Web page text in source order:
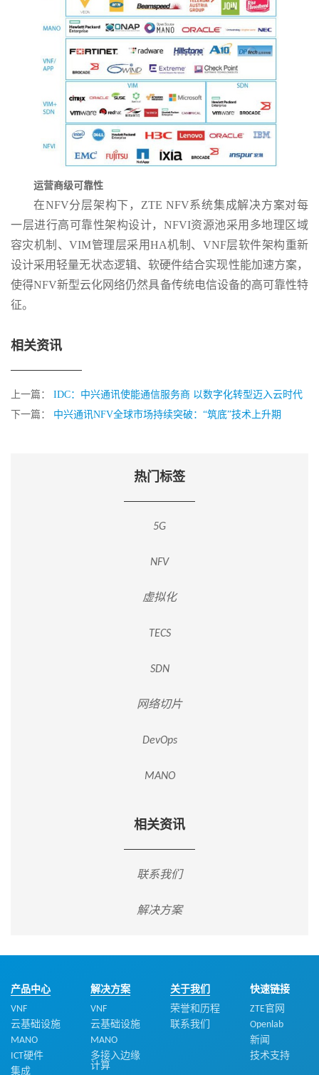
运营商级可靠性
在NFV分层架构下，ZTE NFV系统集成解决方案对每
一层进行高可靠性架构设计，NFVI资源池采用多地理区域
容灾机制、VIM管理层采用HA机制、VNF层软件架构重新
设计采用轻量无状态逻辑、软硬件结合实现性能加速方案，
使得NFV新型云化网络仍然具备传统电信设备的高可靠性特
征。
相关资讯
上一篇： IDC：中兴通讯使能通信服务商 以数字化转型迈入云时代
下一篇： 中兴通讯NFV全球市场持续突破：“筑底”技术上升期
热门标签
5G
NFV
虚拟化
TECS
SDN
网络切片
DevOps
MANO
相关资讯
联系我们
解决方案
产品中心
VNF
云基础设施
MANO
ICT硬件
集成
解决方案
VNF
云基础设施
MANO
多接入边缘
计算
关于我们
荣誉和历程
联系我们
快速链接
ZTE官网
Openlab
新闻
技术支持